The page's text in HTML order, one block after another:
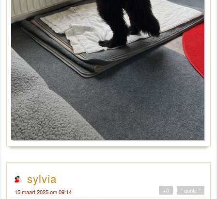
sylvia
15 maart 2025 om 09:14 " quote "
+0